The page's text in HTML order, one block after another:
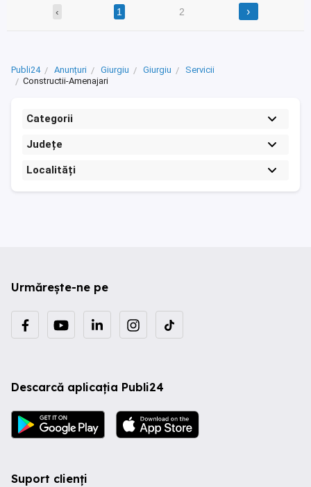
‹ 1 2 ›
Publi24 Anunțuri Giurgiu Giurgiu
Servicii
Constructii-Amenajari
Categorii
Județe
Localități
Urmărește-ne pe
Descarcă aplicația Publi24
Suport clienți